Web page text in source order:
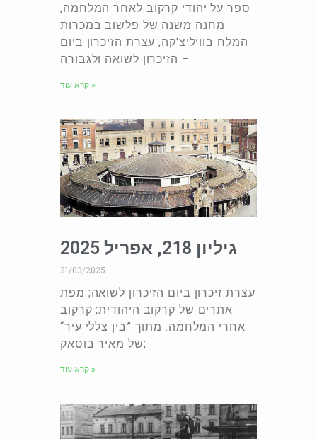
ספר על יהודי קרקוב לאחר המלחמה;
מחנה משנה של פלשוב במכרות
המלח בוויליצ‘קה; עצרת הזיכרון ביום
הזיכרון לשואה ולגבורה –
קרא עוד »
גיליון 218, אפריל 2025
31/03/2025
עצרת זיכרון ביום הזיכרון לשואה; מפת
אתרים של קרקוב היהודית; קרקוב
אחרי המלחמה. מתוך ”בין צללי עיר“
של מאיר בוסאק;
קרא עוד »